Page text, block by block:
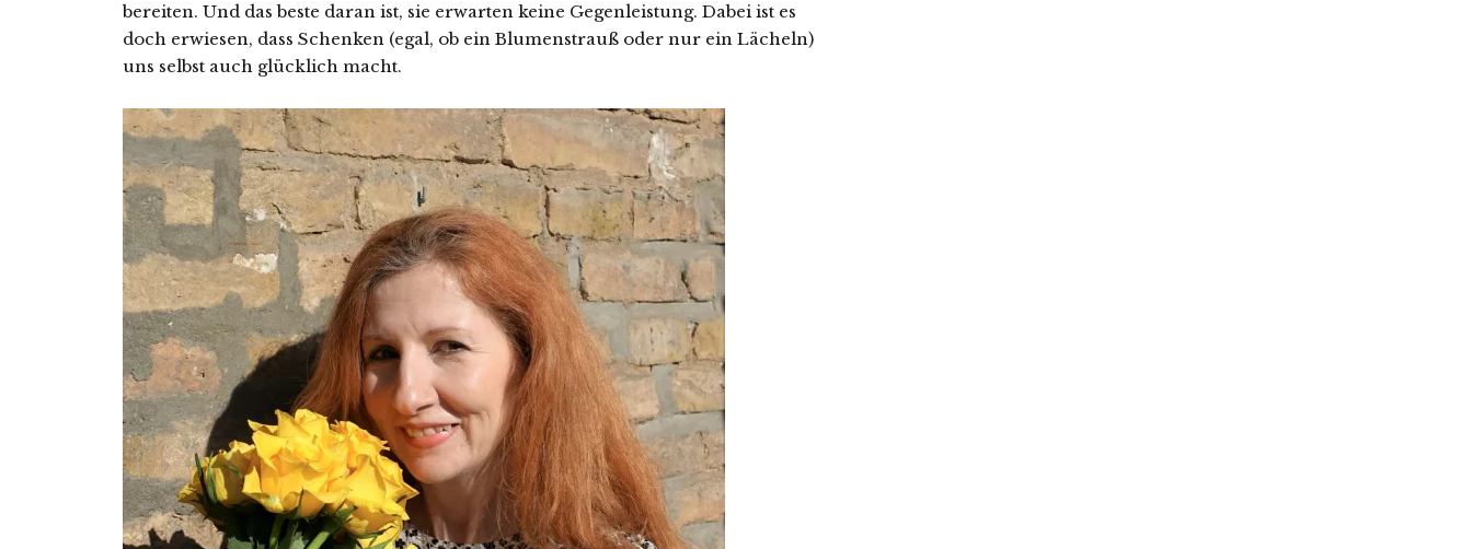
bereiten. Und das beste daran ist, sie erwarten keine Gegenleistung. Dabei ist es
doch erwiesen, dass Schenken (egal, ob ein Blumenstrauß oder nur ein Lächeln)
uns selbst auch glücklich macht.